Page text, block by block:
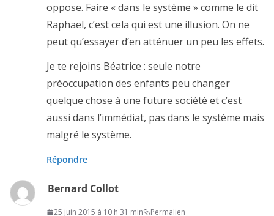
oppose. Faire « dans le système » comme le dit
Raphael, c’est cela qui est une illusion. On ne
peut qu’essayer d’en atténuer un peu les effets.
Je te rejoins Béatrice : seule notre
préoccupation des enfants peu changer
quelque chose à une future société et c’est
aussi dans l’immédiat, pas dans le système mais
malgré le système.
Répondre
Bernard Collot
25 juin 2015 à 10 h 31 min Permalien